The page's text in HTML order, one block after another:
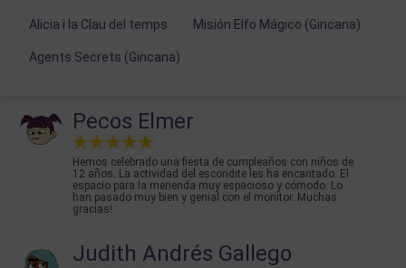
Alicia i la Clau del temps Misión Elfo Mágico (Gincana)
Agents Secrets (Gincana)
Pecos Elmer
Hemos celebrado una fiesta de cumpleaños con niños de
12 años. La actividad del escondite les ha encantado. El
espacio para la merienda muy espacioso y cómodo. Lo
han pasado muy bien y genial con el monitor. Muchas
gracias!
Judith Andrés Gallego